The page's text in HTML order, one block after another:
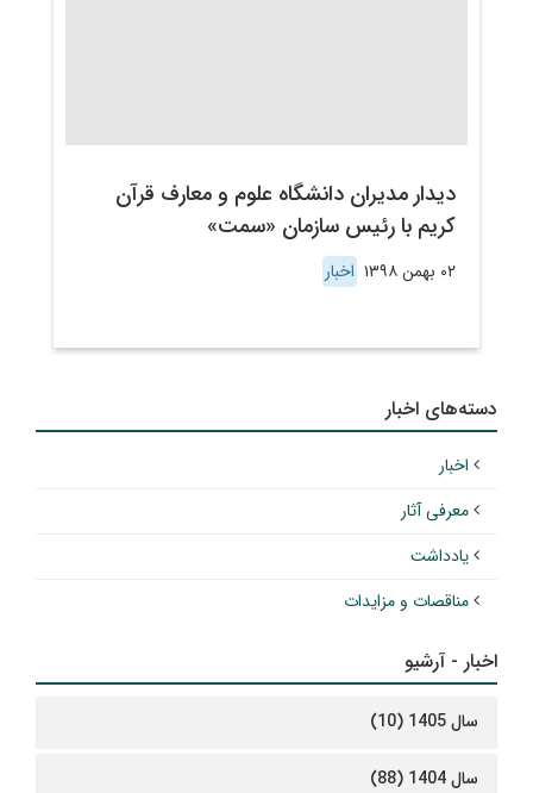
دیدار مدیران دانشگاه علوم و معارف قرآن
کریم با رئیس سازمان «سمت»
۰۲ بهمن ۱۳۹۸ اخبار
دسته‌های اخبار
اخبار
معرفی آثار
یادداشت
مناقصات و مزایدات
اخبار - آرشیو
سال 1405 (10)
سال 1404 (88)